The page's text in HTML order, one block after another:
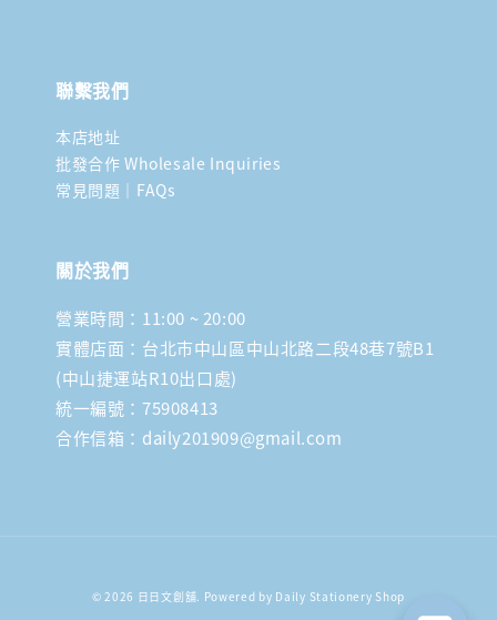
聯繫我們
本店地址
批發合作 Wholesale Inquiries
常見問題｜FAQs
關於我們
營業時間：11:00 ~ 20:00
實體店面：台北市中山區中山北路二段48巷7號B1
(中山捷運站R10出口處)
統一編號：75908413
合作信箱：daily201909@gmail.com
© 2026 日日文創舖. Powered by Daily Stationery Shop